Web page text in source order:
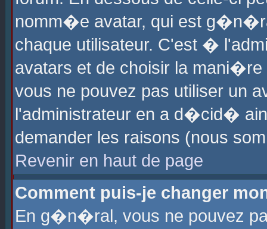
nomm�e avatar, qui est
chaque utilisateur. C'est �
avatars et de choisir la
vous ne pouvez pas utiliser un
l'administrateur en a d�cid�
demander les raisons (nous
Revenir en haut de page
Comment puis-je changer
En g�n�ral, vous ne pouvez